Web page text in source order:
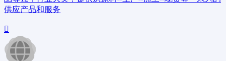
供应产品和服务